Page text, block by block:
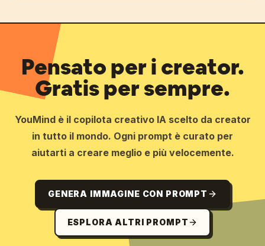
Pensato per i creator.
Gratis per sempre.
YouMind è il copilota creativo IA scelto da creator
in tutto il mondo. Ogni prompt è curato per
aiutarti a creare meglio e più velocemente.
GENERA IMMAGINE CON PROMPT
ESPLORA ALTRI PROMPT